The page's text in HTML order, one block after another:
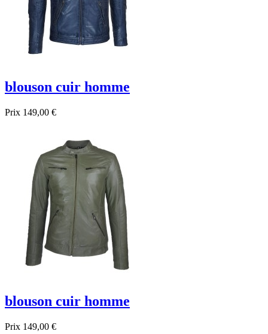
blouson cuir homme
Prix 149,00 €
blouson cuir homme
Prix 149,00 €